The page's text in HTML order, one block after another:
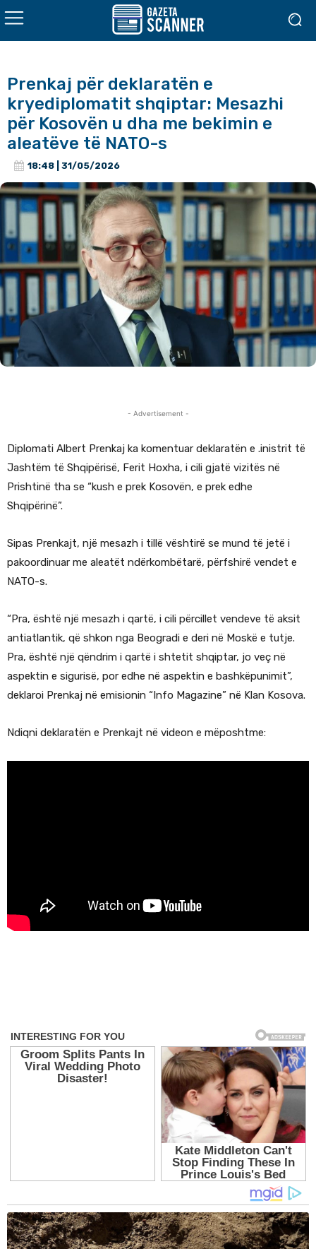
Prenkaj për deklaratën e
kryediplomatit shqiptar: Mesazhi
për Kosovën u dha me bekimin e
aleatëve të NATO-s
18:48 | 31/05/2026
- Advertisement -
Diplomati Albert Prenkaj ka komentuar deklaratën e .inistrit të
Jashtëm të Shqipërisë, Ferit Hoxha, i cili gjatë vizitës në
Prishtinë tha se “kush e prek Kosovën, e prek edhe
Shqipërinë”.
Sipas Prenkajt, një mesazh i tillë vështirë se mund të jetë i
pakoordinuar me aleatët ndërkombëtarë, përfshirë vendet e
NATO-s.
“Pra, është një mesazh i qartë, i cili përcillet vendeve të aksit
antiatlantik, që shkon nga Beogradi e deri në Moskë e tutje.
Pra, është një qëndrim i qartë i shtetit shqiptar, jo veç në
aspektin e sigurisë, por edhe në aspektin e bashkëpunimit”,
deklaroi Prenkaj në emisionin “Info Magazine” në Klan Kosova.
Ndiqni deklaratën e Prenkajt në videon e mëposhtme: